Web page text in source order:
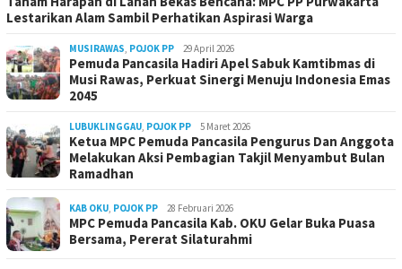
Lestarikan Alam Sambil Perhatikan Aspirasi Warga
MUSIRAWAS, POJOK PP 29 April 2026
Pemuda Pancasila Hadiri Apel Sabuk Kamtibmas di
Musi Rawas, Perkuat Sinergi Menuju Indonesia Emas
2045
LUBUKLINGGAU, POJOK PP 5 Maret 2026
Ketua MPC Pemuda Pancasila Pengurus Dan Anggota
Melakukan Aksi Pembagian Takjil Menyambut Bulan
Ramadhan
KAB OKU, POJOK PP 28 Februari 2026
MPC Pemuda Pancasila Kab. OKU Gelar Buka Puasa
Bersama, Pererat Silaturahmi